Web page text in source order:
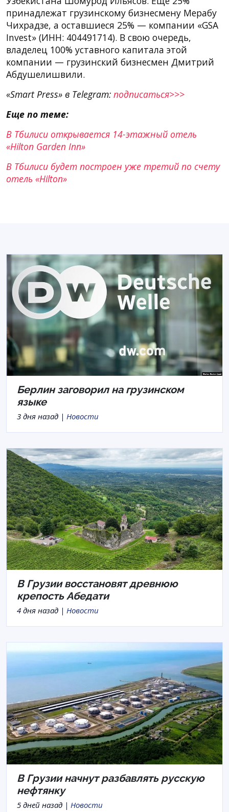
принадлежат грузинскому бизнесмену Мерабу
Чихрадзе, а оставшиеся 25% — компании «GSA
Invest» (ИНН: 404491714). В свою очередь,
владелец 100% уставного капитала этой
компании — грузинский бизнесмен Дмитрий
Абдушелишвили.
«Smart Press» в Telegram: подписаться>>>
Еще по теме:
В Тбилиси открывается 14-этажный отель
«Hilton Garden Inn»
В Тбилиси будет построен уже третий по счету
отель «Hilton»
Берлин заговорил на грузинском
языке
3 дня назад | Новости
В Грузии восстановят древнюю
крепость Абедати
4 дня назад | Новости
В Грузии начнут разбавлять русскую
нефтянку
5 дней назад | Новости